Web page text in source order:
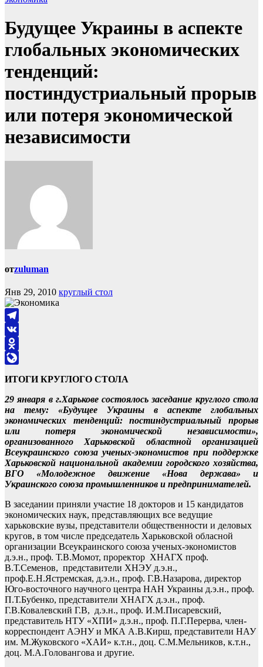
Будущее Украины в аспекте
глобальных экономических
тенденций:
постиндустриальный прорыв
или потеря экономической
независимости
отzuluman
Янв 29, 2010 круглый стол
Telegram
VK
Odnoklassniki
ИТОГИ КРУГЛОГО СТОЛА
29 января в г.Харькове состоялось заседание круглого стола
на тему: «Будущее Украины в аспекте глобальных
экономических тенденций: постиндустриальный прорыв
или потеря экономической независимости»,
организованного Харьковской областной организацией
Всеукраинского союза ученых-экономистов при поддержке
Харьковской национальной академии городского хозяйства,
ВГО «Молодежное движение «Нова держава» и
Украинского союза промышленников и предпринимателей.
В заседании приняли участие 18 докторов и 15 кандидатов
экономических наук, представляющих все ведущие
харьковские вузы, представители общественности и деловых
кругов, в том числе председатель Харьковской обласной
организации Всеукраинского союза ученых-экономистов
д.э.н., проф. Т.В.Момот, проректор ХНАГХ проф.
В.Т.Семенов, представители ХНЭУ д.э.н.,
проф.Е.Н.Ястремская, д.э.н., проф. Г.В.Назарова, директор
Юго-восточного научного центра НАН Украины д.э.н., проф.
П.Т.Бубенко, представители ХНАГХ д.э.н., проф.
Г.В.Ковалевский Г.В, д.э.н., проф. И.М.Писаревский,
представитель НТУ «ХПИ» д.э.н., проф. П.Г.Перерва, член-
корреспондент АЭНУ и МКА А.В.Кирш, представители НАУ
им. М.Жуковского «ХАИ» к.т.н., доц. С.М.Мельников, к.т.н.,
доц. М.А.Головангова и другие.